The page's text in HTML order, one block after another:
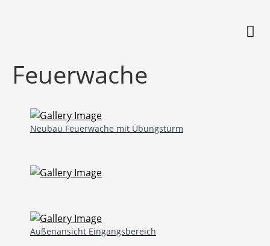
Feuerwache
Neubau Feuerwache mit Übungsturm
Außenansicht Eingangsbereich